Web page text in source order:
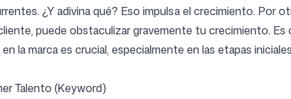
¿Y adivina qué? Eso impulsa el crecimiento. Por
puede obstaculizar gravemente tu crecimiento.
la marca es crucial, especialmente en las etapas
Talento (Keyword)